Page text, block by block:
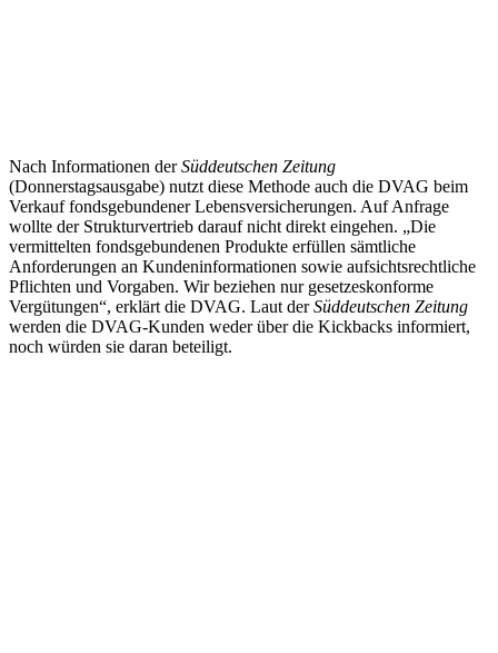
Nach Informationen derSüddeutschen Zeitung
(Donnerstagsausgabe) nutzt diese Methode auch die DVAG beim
Verkauf fondsgebundener Lebensversicherungen. Auf Anfrage
wollte der Strukturvertrieb darauf nicht direkt eingehen. „Die
vermittelten fondsgebundenen Produkte erfüllen sämtliche
Anforderungen an Kundeninformationen sowie aufsichtsrechtliche
Pflichten und Vorgaben. Wir beziehen nur gesetzeskonforme
Vergütungen“, erklärt die DVAG. Laut derSüddeutschen Zeitung
werden die DVAG-Kunden weder über die Kickbacks informiert,
noch würden sie daran beteiligt.